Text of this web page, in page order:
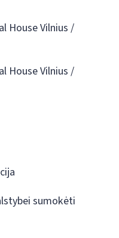
House Vilnius /
House Vilnius /
sumokėti